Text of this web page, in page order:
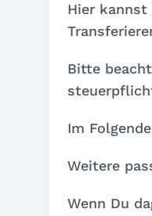
Hier kannst
Bitte
Im
Weitere
Wenn Du